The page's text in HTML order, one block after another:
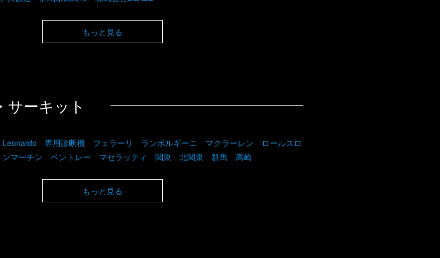
もっと見る
サーキット
専用診断機 フェラーリ ランボルギーニ マクラーレン ロールスロ
ンマーチン ベントレー マセラッティ 関東 北関東 群馬 高崎
もっと見る